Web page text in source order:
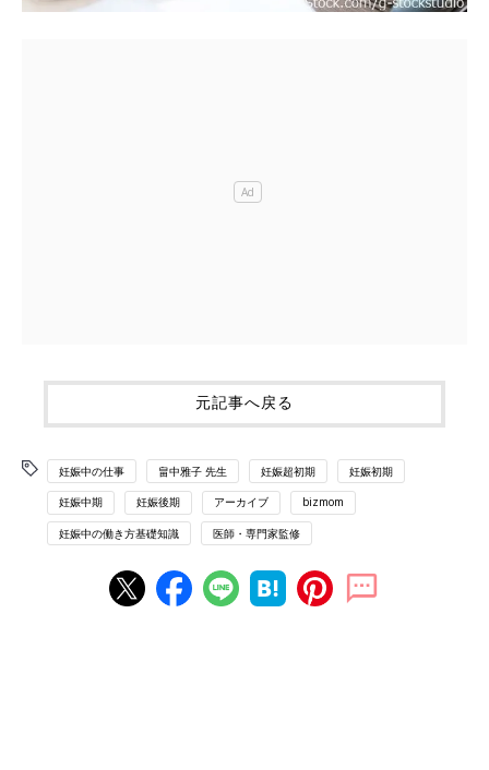
元記事へ戻る
妊娠中の仕事 畠中雅子 先生 妊娠超初期 妊娠初期
妊娠中期 妊娠後期 アーカイブ bizmom
妊娠中の働き方基礎知識 医師・専門家監修